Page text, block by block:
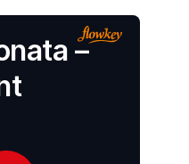
–